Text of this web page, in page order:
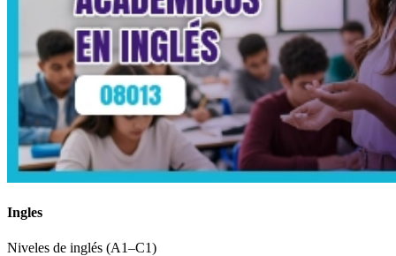
Ingles
Niveles de inglés (A1–C1)